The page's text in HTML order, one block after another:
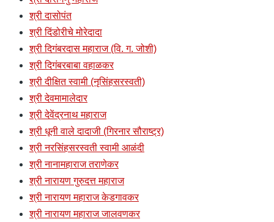
श्री दासोपंत
श्री दिंडोरीचे मोरेदादा
श्री दिगंबरदास महाराज (वि. ग. जोशी)
श्री दिगंबरबाबा वहाळकर
श्री दीक्षित स्वामी (नृसिंहसरस्वती)
श्री देवमामालेदार
श्री देवेंद्रनाथ महाराज
श्री धूनी वाले दादाजी (गिरनार सौराष्ट्र)
श्री नरसिंहसरस्वती स्वामी आळंदी
श्री नानामहाराज तराणेकर
श्री नारायण गुरुदत्त महाराज
श्री नारायण महाराज केडगावकर
श्री नारायण महाराज जालवणकर